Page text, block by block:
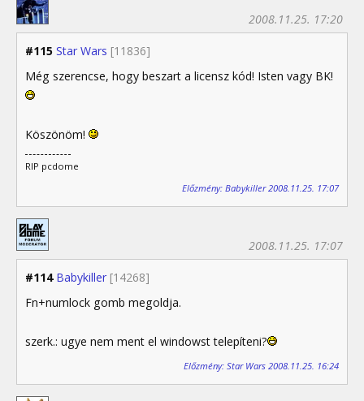
#115 Star Wars [11836]
2008.11.25. 17:20
Még szerencse, hogy beszart a licensz kód! Isten vagy BK!
Köszönöm!
RIP pcdome
Előzmény: Babykiller 2008.11.25. 17:07
#114 Babykiller [14268]
2008.11.25. 17:07
Fn+numlock gomb megoldja.
szerk.: ugye nem ment el windowst telepíteni?
Előzmény: Star Wars 2008.11.25. 16:24